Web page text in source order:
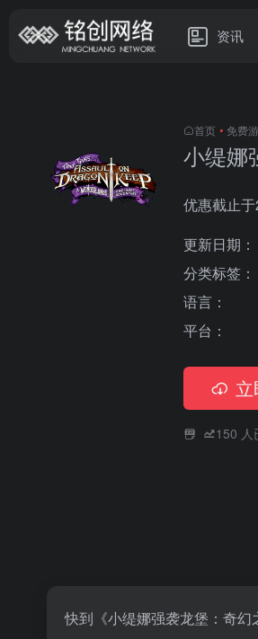
资讯
首页 • 免费
小缇娜
优惠截止
更新日期：
分类标签：
语言：
平台：
150 人
快到《小缇娜强袭龙堡：奇幻